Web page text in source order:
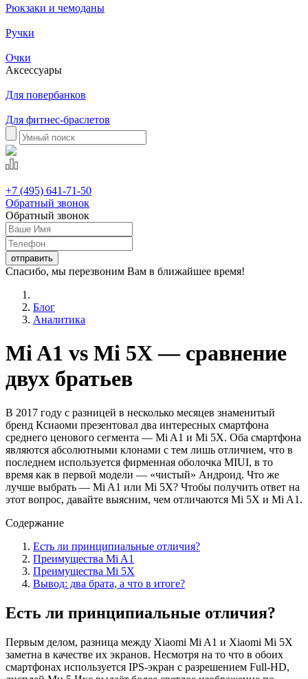
Рюкзаки и чемоданы
Ручки
Очки
Аксессуары
Для повербанков
Для фитнес-браслетов
+7 (495) 641-71-50
Обратный звонок
Обратный звонок
Спасибо, мы перезвоним Вам в ближайшее время!
Блог
Аналитика
Mi A1 vs Mi 5X — сравнение
двух братьев
В 2017 году с разницей в несколько месяцев знаменитый
бренд Ксиаоми презентовал два интересных смартфона
среднего ценового сегмента — Mi A1 и Mi 5X. Оба смартфона
являются абсолютными клонами с тем лишь отличием, что в
последнем используется фирменная оболочка MIUI, в то
время как в первой модели — «чистый» Андроид. Что же
лучше выбрать — Mi A1 или Mi 5X? Чтобы получить ответ на
этот вопрос, давайте выясним, чем отличаются Mi 5X и Mi A1.
Содержание
Есть ли принципиальные отличия?
Преимущества Mi A1
Преимущества Mi 5X
Вывод: два брата, а что в итоге?
Есть ли принципиальные отличия?
Первым делом, разница между Xiaomi Mi A1 и Xiaomi Mi 5X
заметна в качестве их экранов. Несмотря на то что в обоих
смартфонах используется IPS-экран с разрешением Full-HD,